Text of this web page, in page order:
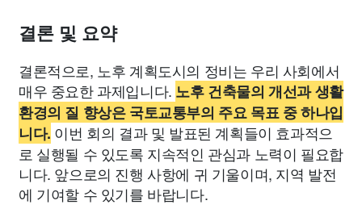
결론 및 요약
결론적으로, 노후 계획도시의 정비는 우리 사회에서
매우 중요한 과제입니다. 노후 건축물의 개선과 생활
환경의 질 향상은 국토교통부의 주요 목표 중 하나입
니다. 이번 회의 결과 및 발표된 계획들이 효과적으
로 실행될 수 있도록 지속적인 관심과 노력이 필요합
니다. 앞으로의 진행 사항에 귀 기울이며, 지역 발전
에 기여할 수 있기를 바랍니다.